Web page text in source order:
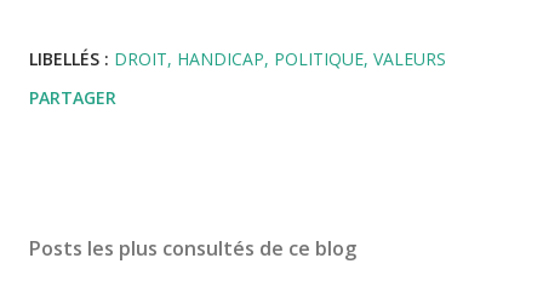
LIBELLÉS : DROIT HANDICAP POLITIQUE VALEURS
PARTAGER
Posts les plus consultés de ce blog